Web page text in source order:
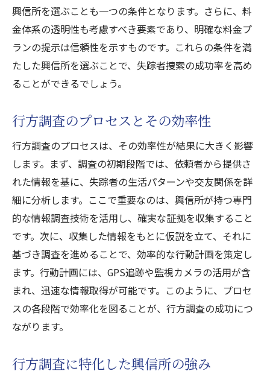
興信所を選ぶことも一つの条件となります。さらに、料
金体系の透明性も考慮すべき要素であり、明確な料金プ
ランの提示は信頼性を示すものです。これらの条件を満
たした興信所を選ぶことで、失踪者捜索の成功率を高め
ることができるでしょう。
行方調査のプロセスとその効率性
行方調査のプロセスは、その効率性が結果に大きく影響
します。まず、調査の初期段階では、依頼者から提供さ
れた情報を基に、失踪者の生活パターンや交友関係を詳
細に分析します。ここで重要なのは、興信所が持つ専門
的な情報調査技術を活用し、確実な証拠を収集すること
です。次に、収集した情報をもとに仮説を立て、それに
基づき調査を進めることで、効率的な行動計画を策定し
ます。行動計画には、GPS追跡や監視カメラの活用が含
まれ、迅速な情報取得が可能です。このように、プロセ
スの各段階で効率化を図ることが、行方調査の成功につ
ながります。
行方調査に特化した興信所の強み